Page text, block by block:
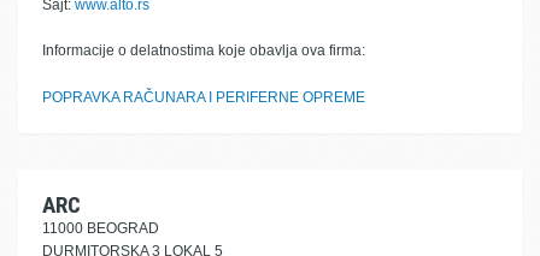
Sajt: www.alto.rs
Informacije o delatnostima koje obavlja ova firma:
POPRAVKA RAČUNARA I PERIFERNE OPREME
ARC
11000 BEOGRAD
DURMITORSKA 3 LOKAL 5